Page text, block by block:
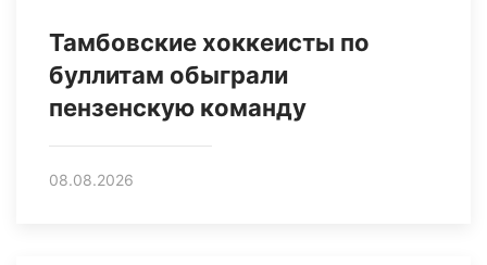
Тамбовские хоккеисты по
буллитам обыграли
пензенскую команду
08.08.2026